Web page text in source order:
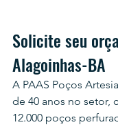
Solicite seu
Alagoinhas-BA
A PAAS Poços
de 40 anos no setor,
12.000 poços